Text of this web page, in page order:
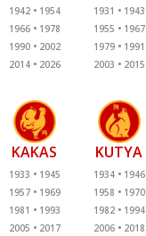
1942
1954
1966
1978
1990
2002
2014
2026
1931
1943
1955
1967
1979
1991
2003
2015
KAKAS
1933
1945
1957
1969
1981
1993
2005
2017
KUTYA
1934
1946
1958
1970
1982
1994
2006
2018